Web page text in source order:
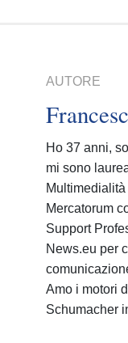
AUTORE
Ho 37 anni,
mi sono
Mercatorum
Support
News.eu per
Amo i motori
Schumacher